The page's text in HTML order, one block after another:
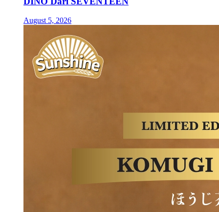
August 5, 2026